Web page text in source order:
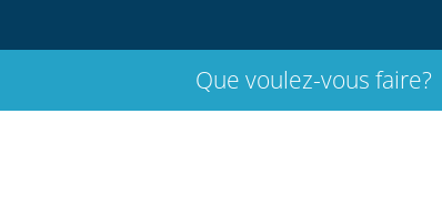
Que voulez-vous faire?